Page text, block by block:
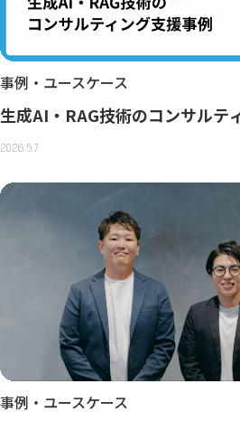
事例・ユースケース
生成AI・RAG技術のコンサルテ
2026.5.7
事例・ユースケース